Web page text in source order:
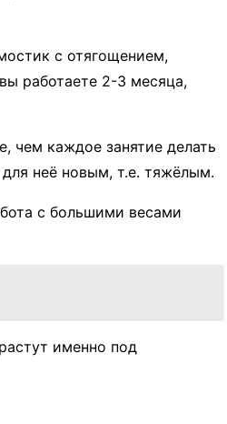
с отягощением,
работаете 2-3 месяца,
чем каждое занятие делать
неё новым, т.е. тяжёлым.
с большими весами
именно под